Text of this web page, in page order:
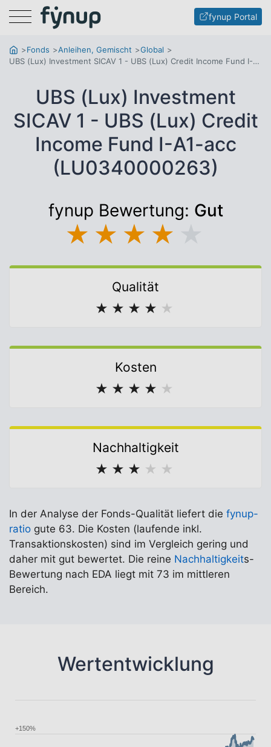
Menu fynup Portal
Fonds Anleihen, Gemischt
Global
UBS (Lux) Investment SICAV 1 - UBS (Lux) Credit Income Fund I-A1-acc
UBS (Lux) Investment
SICAV 1 - UBS (Lux) Credit
Income Fund I-A1-acc
(LU0340000263)
fynup Bewertung: Gut
★ ★ ★ ★
Qualität
★ ★ ★ ★ ★
Kosten
★ ★ ★ ★ ★
Nachhaltigkeit
★ ★ ★ ★ ★
In der Analyse der Fonds-Qualität liefert die fynup-
ratio gute 63. Die Kosten (laufende inkl.
Transaktionskosten) sind im Vergleich gering und
daher mit gut bewertet. Die reine Nachhaltigkeits-
Bewertung nach EDA liegt mit 73 im mittleren
Bereich.
Wertentwicklung
+150%